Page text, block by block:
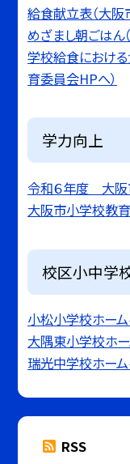
給食献立表（大阪
めざまし朝ごはん
学校給食におけ
育委員会HPへ）
学力向上
令和６年度 大阪
大阪市小学校教
校区小中学
小松小学校ホー
大隅東小学校ホ
瑞光中学校ホー
RSS